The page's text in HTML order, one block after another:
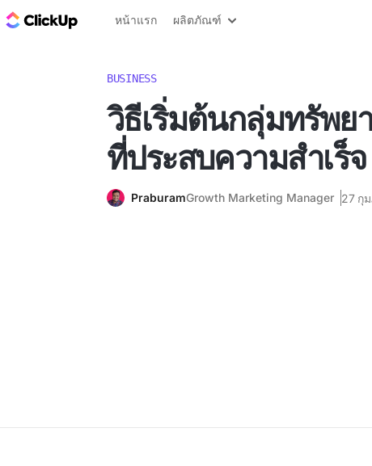
บล็อก ClickUp
หน้าแรก ผลิตภัณฑ์
BUSINESS
วิธีเริ่มต้นกลุ่มทรัพย
ที่ประสบความสำเร็จ
PraburamGrowth Marketing Manager 27 กุ